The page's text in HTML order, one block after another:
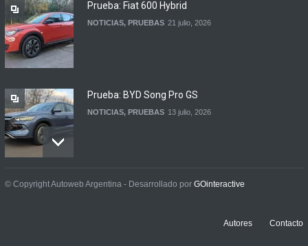
Prueba: Fiat 600 Hybrid
NOTICIAS, PRUEBAS 21 julio, 2026
Prueba: BYD Song Pro GS
NOTICIAS, PRUEBAS 13 julio, 2026
Contacto: Jeep Wrangler
© Copyright Autoweb Argentina - Desarrollado por GOinteractive
Autores Contacto